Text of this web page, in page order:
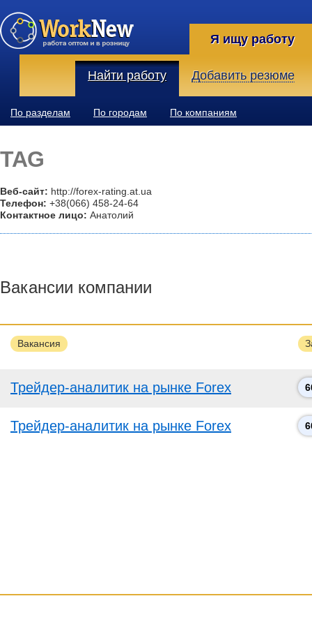
Я ищу работу
Найти работу Добавить резюме
По разделам По городам По компаниям
TAG
Веб-сайт: http://forex-rating.at.ua
Телефон: +38(066) 458-24-64
Контактное лицо: Анатолий
Вакансии компании
Вакансия
Трейдер-аналитик на рынке Forex
Трейдер-аналитик на рынке Forex